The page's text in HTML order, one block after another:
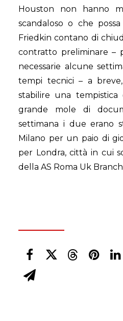
Houston non hanno
scandaloso o che
Friedkin contano di
contratto preliminare –
necessarie alcune
tempi tecnici – a
stabilire una tempistica
grande mole di
settimana i due erano
Milano per un paio di
per Londra, città in cui
della AS Roma Uk